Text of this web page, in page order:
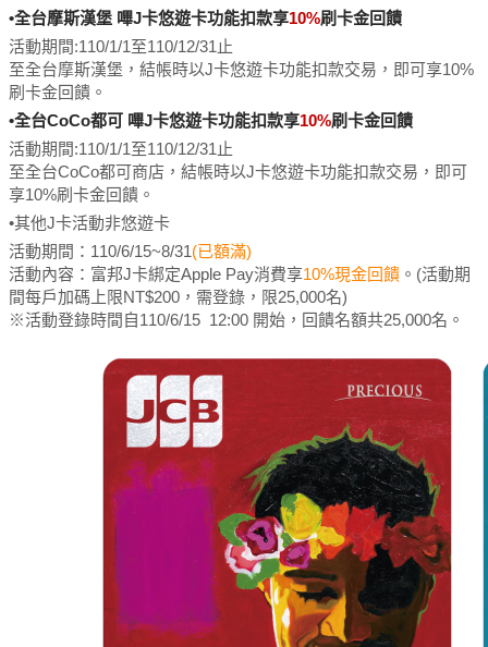
•全台摩斯漢堡 嗶J卡悠遊卡功能扣款享10%刷卡金回饋
活動期間:110/1/1至110/12/31止
至全台摩斯漢堡，結帳時以J卡悠遊卡功能扣款交易，即可享10%
刷卡金回饋。
•全台CoCo都可 嗶J卡悠遊卡功能扣款享10%刷卡金回饋
活動期間:110/1/1至110/12/31止
至全台CoCo都可商店，結帳時以J卡悠遊卡功能扣款交易，即可
享10%刷卡金回饋。
•其他J卡活動非悠遊卡
活動期間：110/6/15~8/31(已額滿)
活動內容：富邦J卡綁定Apple Pay消費享10%現金回饋 。(活動期
間每戶加碼上限NT$200，需登錄，限25,000名)
※活動登錄時間自110/6/15 12:00 開始，回饋名額共25,000名。